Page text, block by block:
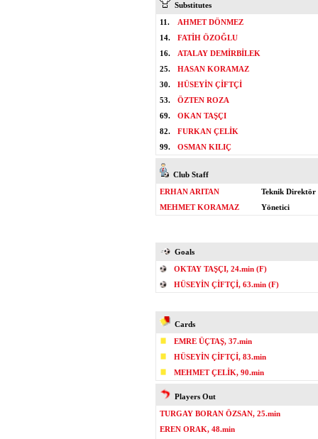
Substitutes
11.
AHMET DÖNMEZ
14.
FATİH ÖZOĞLU
16.
ATALAY DEMİRBİLEK
25.
HASAN KORAMAZ
30.
HÜSEYİN ÇİFTÇİ
53.
ÖZTEN ROZA
69.
OKAN TAŞÇI
82.
FURKAN ÇELİK
99.
OSMAN KILIÇ
Club Staff
ERHAN ARITAN
Teknik Direktör
MEHMET KORAMAZ
Yönetici
Goals
OKTAY TAŞÇI, 24.min (F)
HÜSEYİN ÇİFTÇİ, 63.min (F)
Cards
EMRE ÜÇTAŞ, 37.min
HÜSEYİN ÇİFTÇİ, 83.min
MEHMET ÇELİK, 90.min
Players Out
TURGAY BORAN ÖZSAN, 25.min
EREN ORAK, 48.min